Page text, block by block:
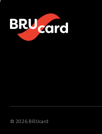
© 2026 BRUcard